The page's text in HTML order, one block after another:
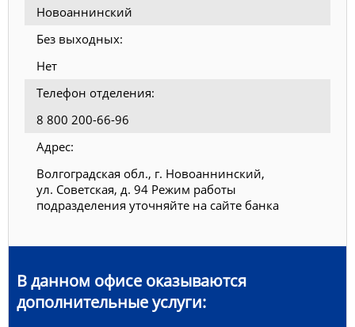
Новоаннинский
Без выходных:
Нет
Телефон отделения:
8 800 200-66-96
Адрес:
Волгоградская обл., г. Новоаннинский,
ул. Советская, д. 94 Режим работы
подразделения уточняйте на сайте банка
В данном офисе оказываются
дополнительные услуги: